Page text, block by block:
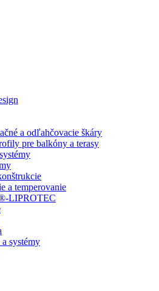
a odľahčovacie škáry
pre balkóny a terasy
a temperovanie
LIPROTEC
systémy